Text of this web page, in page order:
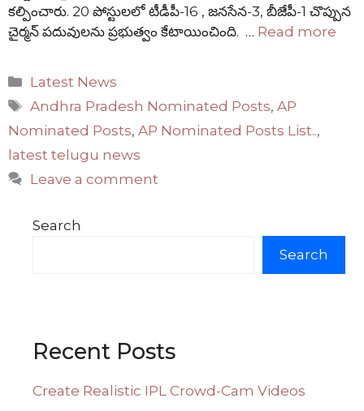
కల్పించారు. 20 పోస్టులలో టీడీపీ-16 , జనసేన-3, బీజేపీ-1 చొప్పున
చైర్మన్ పదువులను ప్రభుత్వం కేటాయించింది. … Read more
Categories
Latest News
Tags
Andhra Pradesh Nominated Posts,AP
Nominated Posts, AP Nominated Posts List..,
latest telugu news
Leave a comment
Search
Search
Recent Posts
Create Realistic IPL Crowd-Cam Videos